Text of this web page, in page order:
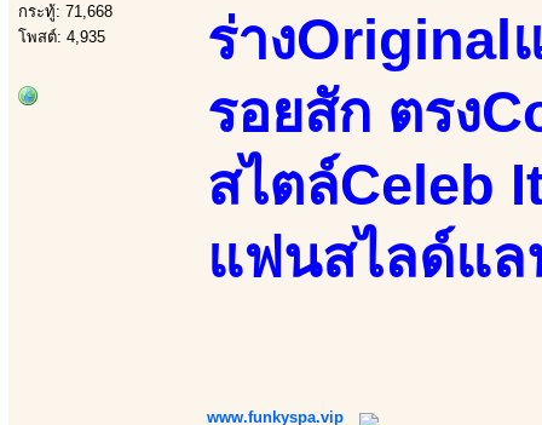
กระทู้: 71,668
โพสต์: 4,935
ร่างOriginal
รอยสัก ตรง
สไตล์Celeb
แฟนสไลด์แล
www.funkyspa.vip